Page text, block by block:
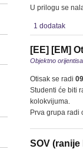
U prilogu se
1 dodatak
[EE] [EM]
Objektno
Otisak se radi
Studenti će biti
kolokvijuma.
Prva grupa radi
SOV